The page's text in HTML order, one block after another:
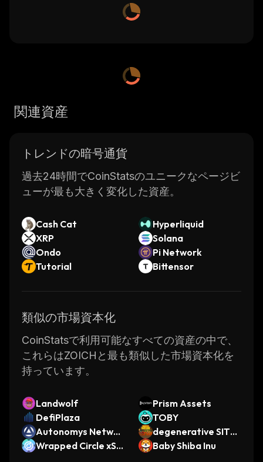
関連資産
トレンドの暗号通貨
過去24時間でCoinStatsのユニークなページビ
ューが最も大きく変化した資産。
Cash Cat
Hyperliquid
XRP
Solana
Ondo
Pi Network
Tutorial
Bittensor
類似の市場資本化
CoinStatsで利用可能なすべての資産の中で、
これらはZOICHと最も類似した市場資本化を
持っています。
Landwolf
Prism Assets
DefiPlaza
TOBY
Autonomys Networ
k
degenerative SITC
OM
Wrapped Circle xSt
Baby Shiba Inu